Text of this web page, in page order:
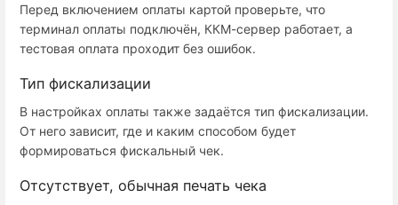
Перед включением оплаты картой проверьте, что
терминал оплаты подключён, ККМ-сервер работает, а
тестовая оплата проходит без ошибок.
Тип фискализации
В настройках оплаты также задаётся тип фискализации.
От него зависит, где и каким способом будет
формироваться фискальный чек.
Отсутствует, обычная печать чека